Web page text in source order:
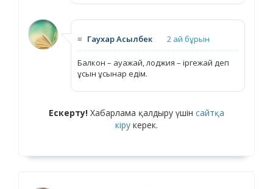
≡ Гаухар Асылбек 2 ай бұрын
Балкон – ауажай, лоджия – іргежай деп
ұсын ұсынар едім.
Ескерту! Хабарлама қалдыру үшін сайтқа
кіру керек.